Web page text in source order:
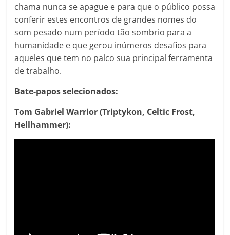
chama nunca se apague e para que o público possa
conferir estes encontros de grandes nomes do
som pesado num período tão sombrio para a
humanidade e que gerou inúmeros desafios para
aqueles que tem no palco sua principal ferramenta
de trabalho.
Bate-papos selecionados:
Tom Gabriel Warrior (Triptykon, Celtic Frost,
Hellhammer):